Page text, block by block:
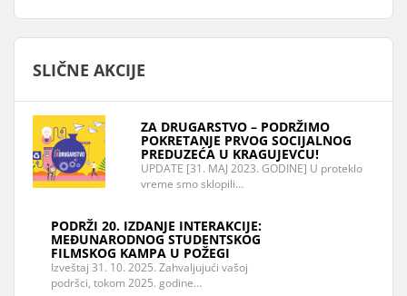
SLIČNE AKCIJE
ZA DRUGARSTVO – PODRŽIMO
POKRETANJE PRVOG SOCIJALNOG
PREDUZEĆA U KRAGUJEVCU!
UPDATE [31. MAJ 2023. GODINE] U proteklo
vreme smo sklopili…
PODRŽI 20. IZDANJE INTERAKCIJE:
MEĐUNARODNOG STUDENTSKOG
FILMSKOG KAMPA U POŽEGI
Izveštaj 31. 10. 2025. Zahvaljujući vašoj
podršci, tokom 2025. godine…